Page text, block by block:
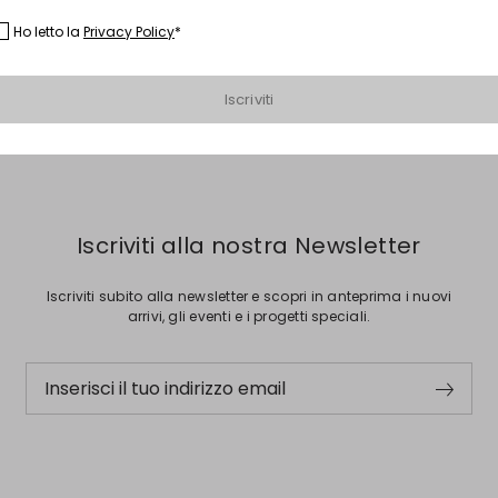
Iscriviti alla nostra Newsletter
Iscriviti subito alla newsletter e scopri in anteprima i nuovi
arrivi, gli eventi e i progetti speciali.
Inserisci il tuo indirizzo email
Iscriviti subito alla newsletter e scopri in anteprima i nuovi arrivi, gli eventi
Iscriviti